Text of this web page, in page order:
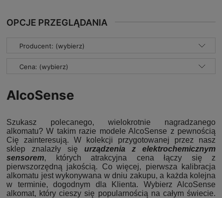
OPCJE PRZEGLĄDANIA
Producent: (wybierz)
Cena: (wybierz)
AlcoSense
Szukasz polecanego, wielokrotnie nagradzanego
alkomatu? W takim razie modele AlcoSense z pewnością
Cię zainteresują. W kolekcji przygotowanej przez nasz
sklep znalazły się urządzenia z elektrochemicznym
sensorem, których atrakcyjna cena łączy się z
pierwszorzędną jakością. Co więcej, pierwsza kalibracja
alkomatu jest wykonywana w dniu zakupu, a każda kolejna
w terminie, dogodnym dla Klienta. Wybierz AlcoSense
alkomat, który cieszy się popularnością na całym świecie.